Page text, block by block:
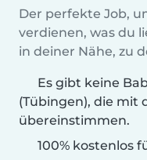
Der perfekte Job,
verdienen, was du
in deiner Nähe, zu
Es gibt keine
(Tübingen), die mit
übereinstimmen.
100% kostenlos